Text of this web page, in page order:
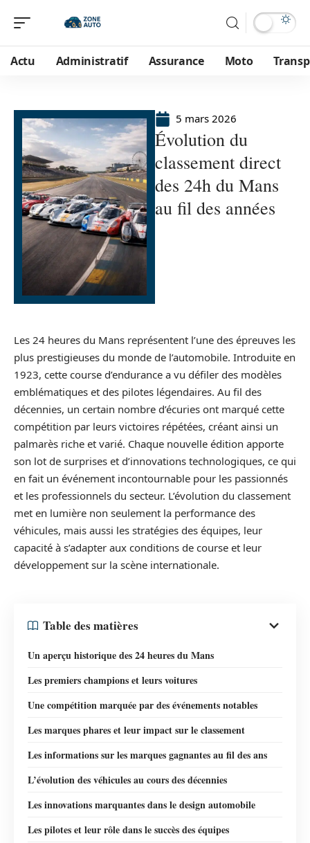
Actu Administratif Assurance Moto
5 mars 2026
Évolution du
classement direct
des 24h du Mans
au fil des années
Les 24 heures du Mans représentent l’une des épreuves les
plus prestigieuses du monde de l’automobile. Introduite en
1923, cette course d’endurance a vu défiler des modèles
emblématiques et des pilotes légendaires. Au fil des
décennies, un certain nombre d’écuries ont marqué cette
compétition par leurs victoires répétées, créant ainsi un
palmarès riche et varié. Chaque nouvelle édition apporte
son lot de surprises et d’innovations technologiques, ce qui
en fait un événement incontournable pour les passionnés
et les professionnels du secteur. L’évolution du classement
met en lumière non seulement la performance des
véhicules, mais aussi les stratégies des équipes, leur
capacité à s’adapter aux conditions de course et leur
développement sur la scène internationale.
Table des matières
Un aperçu historique des 24 heures du Mans
Les premiers champions et leurs voitures
Une compétition marquée par des événements notables
Les marques phares et leur impact sur le classement
Les informations sur les marques gagnantes au fil des ans
L’évolution des véhicules au cours des décennies
Les innovations marquantes dans le design automobile
Les pilotes et leur rôle dans le succès des équipes